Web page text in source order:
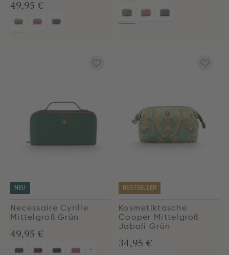
49,95 €
NEU
Necessaire Cyrille
Mittelgroß Grün
49,95 €
+
BESTSELLER
Kosmetiktasche
Cooper Mittelgroß
Jabali Grün
34,95 €